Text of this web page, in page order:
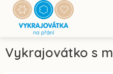
Přejít
obsah
Vykrajovátko s